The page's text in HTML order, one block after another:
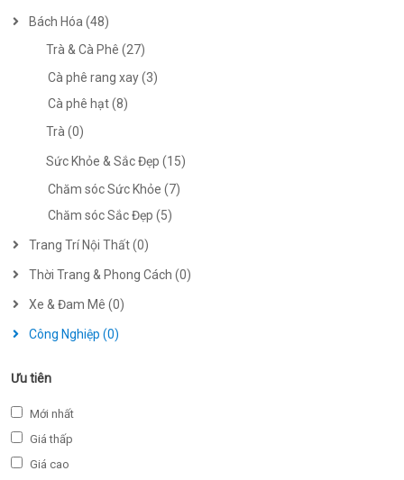
Bách Hóa (48)
Trà & Cà Phê (27)
Cà phê rang xay (3)
Cà phê hạt (8)
Trà (0)
Sức Khỏe & Sắc Đẹp (15)
Chăm sóc Sức Khỏe (7)
Chăm sóc Sắc Đẹp (5)
Trang Trí Nội Thất (0)
Thời Trang & Phong Cách (0)
Xe & Đam Mê (0)
Công Nghiệp (0)
Ưu tiên
Mới nhất
Giá thấp
Giá cao